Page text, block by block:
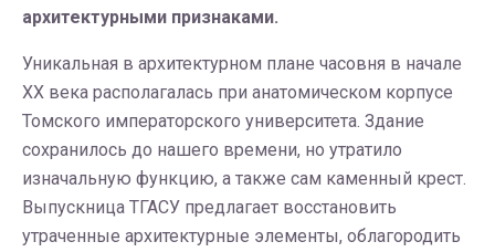
архитектурными признаками.
Уникальная в архитектурном плане часовня в начале
XX века располагалась при анатомическом корпусе
Томского императорского университета. Здание
сохранилось до нашего времени, но утратило
изначальную функцию, а также сам каменный крест.
Выпускница ТГАСУ предлагает восстановить
утраченные архитектурные элементы, облагородить